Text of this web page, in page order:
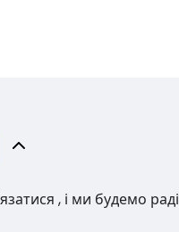
, і ми будемо раді